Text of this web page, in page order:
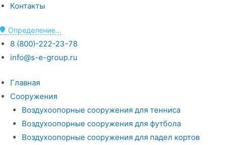
Контакты
Определение...
8 (800)-222-23-78
info@s-e-group.ru
Главная
Сооружения
Воздухоопорные сооружения для тенниса
Воздухоопорные сооружения для футбола
Воздухоопорные сооружения для падел кортов